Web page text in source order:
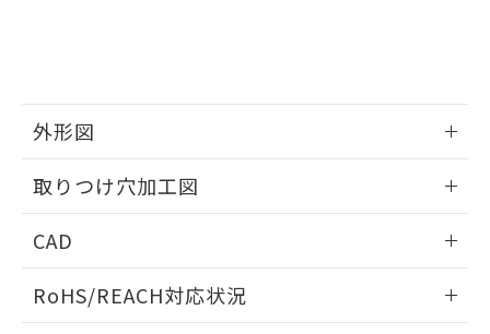
外形図
取りつけ穴加工図
CAD
ドすることができます。
RoHS/REACH対応状況
物質の対応では、対応完了までの期間は出
荷製品に未対応品が混在することから備考
既に当社にて対応品への在庫切替を完了
していることから、特段のことがない限
り、2022年1月12日より割愛しておりま